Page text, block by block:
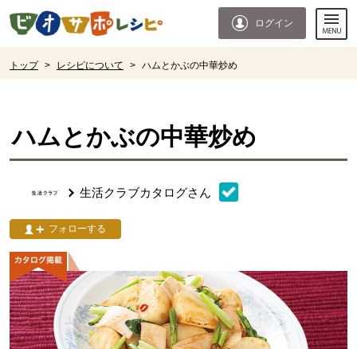
ページの先頭です。
ログイン
トップ > レシピについて > ハムとかぶの中華炒め
ハムとかぶの中華炒め
生活クラブカタログさん
フォローする